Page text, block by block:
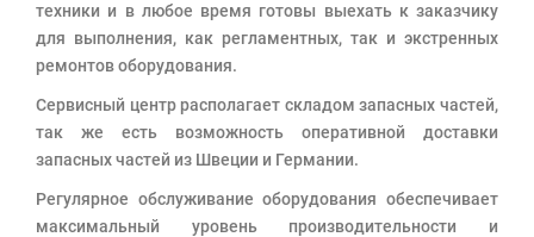
техники и в любое время готовы выехать к заказчику
для выполнения, как регламентных, так и экстренных
ремонтов оборудования.
Сервисный центр располагает складом запасных частей,
так же есть возможность оперативной доставки
запасных частей из Швеции и Германии.
Регулярное обслуживание оборудования обеспечивает
максимальный уровень производительности и